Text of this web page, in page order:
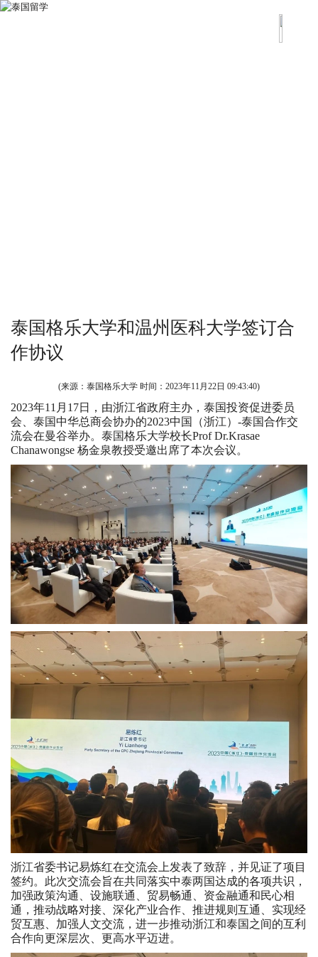
泰国格乐大学和温州医科大学签订合
作协议
(来源：泰国格乐大学 时间： 2023年11月22日 09:43:40)
2023年11月17日，由浙江省政府主办，泰国投资促进委员
会、泰国中华总商会协办的2023中国（浙江）-泰国合作交
流会在曼谷举办。泰国格乐大学校长Prof Dr.Krasae
Chanawongse 杨金泉教授受邀出席了本次会议。
浙江省委书记易炼红在交流会上发表了致辞，并见证了项目
签约。此次交流会旨在共同落实中泰两国达成的各项共识，
加强政策沟通、设施联通、贸易畅通、资金融通和民心相
通，推动战略对接、深化产业合作、推进规则互通、实现经
贸互惠、加强人文交流，进一步推动浙江和泰国之间的互利
合作向更深层次、更高水平迈进。